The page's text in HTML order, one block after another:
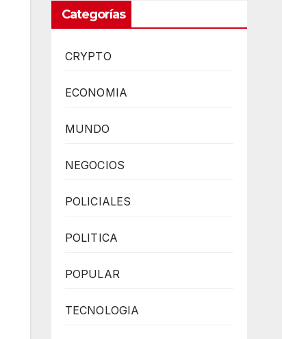
Categorías
CRYPTO
ECONOMIA
MUNDO
NEGOCIOS
POLICIALES
POLITICA
POPULAR
TECNOLOGIA